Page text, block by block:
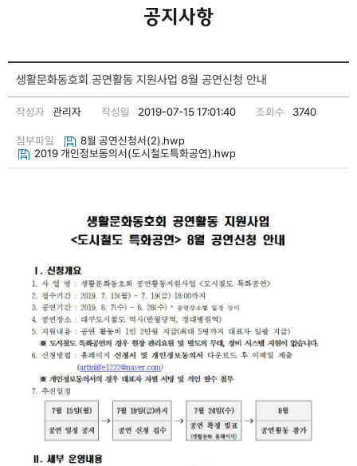
공지사항
생활문화동호회 공연활동 지원사업 8월 공연신청 안내
작성자 관리자 작성일 2019-07-15 17:01:40 조회수 3740
첨부파일
8월 공연신청서(2).hwp
2019 개인정보동의서(도시철도특화공연).hwp